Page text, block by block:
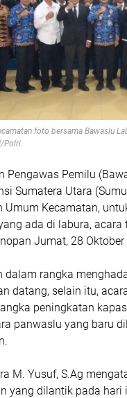
foto bersama Bawaslu
Polri.
Pengawas Pemilu
Sumatera Utara
Umum Kecamatan,
ada di labura,
Jumat, 28 Oktober
dalam rangka
datang, selain itu,
peningkatan
panwaslu yang baru
M. Yusuf, S.Ag
yang dilantik pada